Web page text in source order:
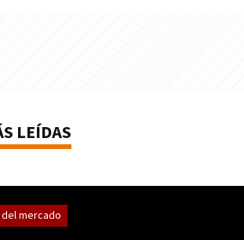
LEÍDAS
del mercado